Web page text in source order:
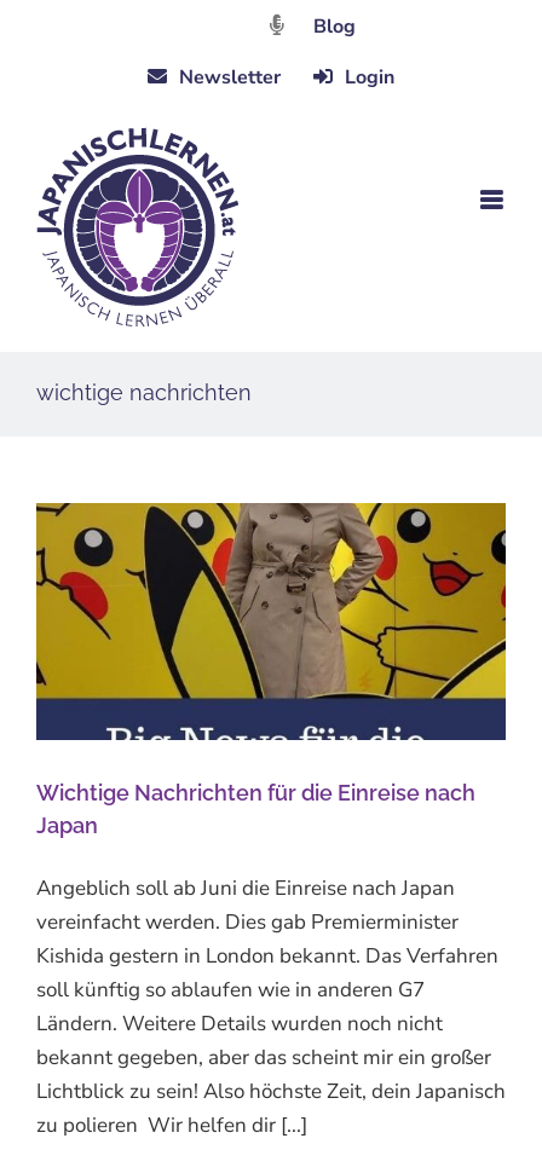
Blog
Newsletter
Login
wichtige nachrichten
Wichtige Nachrichten für die Einreise nach
Japan
Angeblich soll ab Juni die Einreise nach Japan
vereinfacht werden. Dies gab Premierminister
Kishida gestern in London bekannt. Das Verfahren
soll künftig so ablaufen wie in anderen G7
Ländern. Weitere Details wurden noch nicht
bekannt gegeben, aber das scheint mir ein großer
Lichtblick zu sein! Also höchste Zeit, dein Japanisch
zu polieren Wir helfen dir [...]